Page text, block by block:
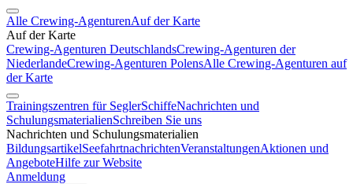
Alle Crewing-AgenturenAuf der Karte
Auf der Karte
Crewing-Agenturen DeutschlandsCrewing-Agenturen der
NiederlandeCrewing-Agenturen PolensAlle Crewing-Agenturen auf
der Karte
Trainingszentren für SeglerSchiffeNachrichten und
SchulungsmaterialienSchreiben Sie uns
Nachrichten und Schulungsmaterialien
BildungsartikelSeefahrtnachrichtenVeranstaltungenAktionen und
AngeboteHilfe zur Website
Anmeldung